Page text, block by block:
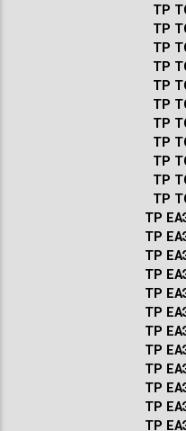
ТР
ТР
ТР
ТР
ТР
ТР
ТР
ТР
ТР
ТР
ТР
ТР
ТР
ТР
ТР
ТР
ТР
ТР
ТР
ТР
ТР
ТР
ТР